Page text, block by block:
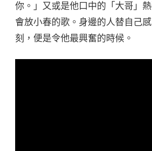
你。」又或是他口中的「大哥」
會放小春的歌。身邊的人替自己
刻，便是令他最興奮的時候。